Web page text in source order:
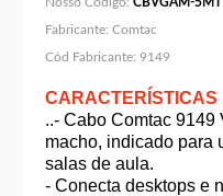
Fabricante: Comtac
Cód Fabricante: 9149
CARACTERÍSTICAS
..- Cabo Comtac 9149
macho, indicado para
salas de aula.
- Conecta desktops e